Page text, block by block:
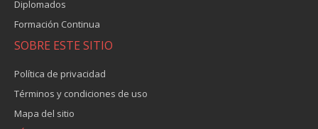
Diplomados
Formación Continua
SOBRE ESTE SITIO
Política de privacidad
Términos y condiciones de uso
Mapa del sitio